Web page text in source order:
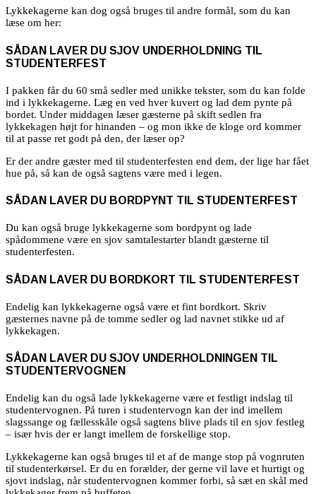
Lykkekagerne kan dog også bruges til andre formål, som du kan
læse om her:
SÅDAN LAVER DU SJOV UNDERHOLDNING TIL
STUDENTERFEST
I pakken får du 60 små sedler med unikke tekster, som du kan folde
ind i lykkekagerne. Læg en ved hver kuvert og lad dem pynte på
bordet. Under middagen læser gæsterne på skift sedlen fra
lykkekagen højt for hinanden – og mon ikke de kloge ord kommer
til at passe ret godt på den, der læser op?
Er der andre gæster med til studenterfesten end dem, der lige har fået
hue på, så kan de også sagtens være med i legen.
SÅDAN LAVER DU BORDPYNT TIL STUDENTERFEST
Du kan også bruge lykkekagerne som bordpynt og lade
spådommene være en sjov samtalestarter blandt gæsterne til
studenterfesten.
SÅDAN LAVER DU BORDKORT TIL STUDENTERFEST
Endelig kan lykkekagerne også være et fint bordkort. Skriv
gæsternes navne på de tomme sedler og lad navnet stikke ud af
lykkekagen.
SÅDAN LAVER DU SJOV UNDERHOLDNINGEN TIL
STUDENTERVOGNEN
Endelig kan du også lade lykkekagerne være et festligt indslag til
studentervognen. På turen i studentervogn kan der ind imellem
slagssange og fællesskåle også sagtens blive plads til en sjov festleg
– især hvis der er langt imellem de forskellige stop.
Lykkekagerne kan også bruges til et af de mange stop på vognruten
til studenterkørsel. Er du en forælder, der gerne vil lave et hurtigt og
sjovt indslag, når studentervognen kommer forbi, så sæt en skål med